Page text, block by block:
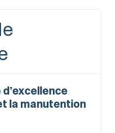
la manutention